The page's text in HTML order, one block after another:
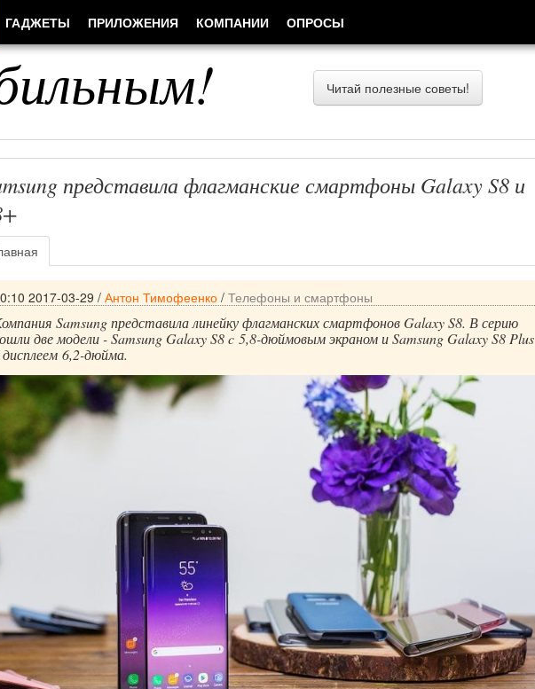
Читай полезные советы!
представила флагманские смартфоны Galaxy S8 и
2017-03-29 / Антон Тимофеенко / Телефоны и смартфоны
Samsung представила линейку флагманских смартфонов Galaxy S8. В серию
две модели - Samsung Galaxy S8 c 5,8-дюймовым экраном и Samsung Galaxy S8 Plus
дисплеем 6,2-дюйма.
ГАДЖЕТЫ ПРИЛОЖЕНИЯ КОМПАНИИ ОПРОСЫ